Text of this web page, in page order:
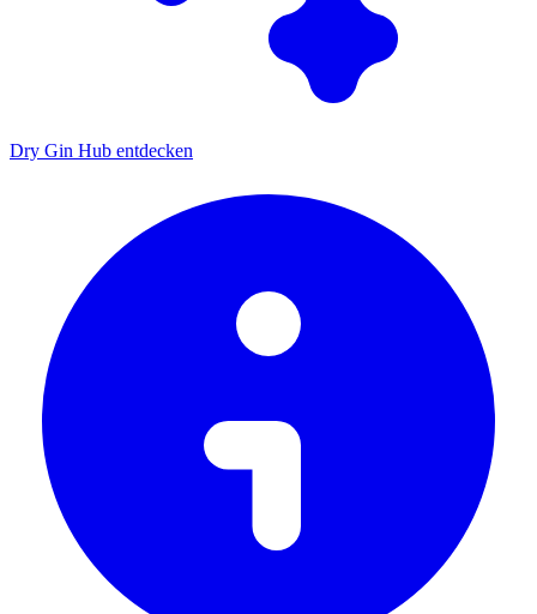
Dry Gin Hub entdecken